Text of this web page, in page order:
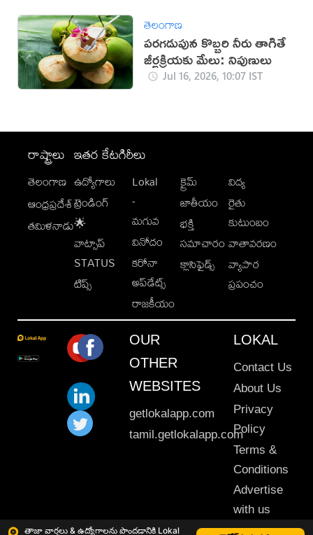
తాజా వార్తలు & ఉద్యోగాలను పొందడానికి Lokal
తెలంగాణ
పరగడుపున కొబ్బరి నీరు తాగితే
జీర్ణక్రియకు మేలు: నిపుణులు
Jul 16, 2026, 10:07 IST
రాష్ట్రాలు
తెలంగాణ
ఆంధ్రప్రదేశ్
తమిళనాడు
ఇతర కేటగిరీలు
ఉద్యోగాలు
ట్రెండింగ్
🌟
వాట్సాప్
STATUS
టిప్స్
Lokal
-
మగువ
వినోదం
కరోనా
అప్‌డేట్స్
రాజకీయం
క్రైమ్
జాతీయం
భక్తి
సమాచారం
క్లాసిఫైడ్స్
విద్య
రైతు
కుటుంబం
వాతావరణం
వ్యాపార
ప్రపంచం
OUR
OTHER
WEBSITES
getlokalapp.com
tamil.getlokalapp.com
LOKAL
Contact Us
About Us
Privacy
Policy
Terms &
Conditions
Advertise
with us
Sitemap